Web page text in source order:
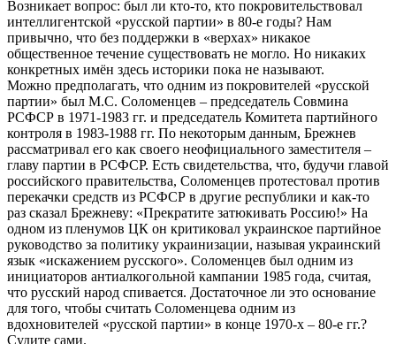
Возникает вопрос: был ли кто-то, кто покровительствовал
интеллигентской «русской партии» в 80-е годы? Нам
привычно, что без поддержки в «верхах» никакое
общественное течение существовать не могло. Но никаких
конкретных имён здесь историки пока не называют.
Можно предполагать, что одним из покровителей «русской
партии» был М.С. Соломенцев – председатель Совмина
РСФСР в 1971-1983 гг. и председатель Комитета партийного
контроля в 1983-1988 гг. По некоторым данным, Брежнев
рассматривал его как своего неофициального заместителя –
главу партии в РСФСР. Есть свидетельства, что, будучи главой
российского правительства, Соломенцев протестовал против
перекачки средств из РСФСР в другие республики и как-то
раз сказал Брежневу: «Прекратите затюкивать Россию!» На
одном из пленумов ЦК он критиковал украинское партийное
руководство за политику украинизации, называя украинский
язык «искажением русского». Соломенцев был одним из
инициаторов антиалкогольной кампании 1985 года, считая,
что русский народ спивается. Достаточное ли это основание
для того, чтобы считать Соломенцева одним из
вдохновителей «русской партии» в конце 1970-х – 80-е гг.?
Судите сами.